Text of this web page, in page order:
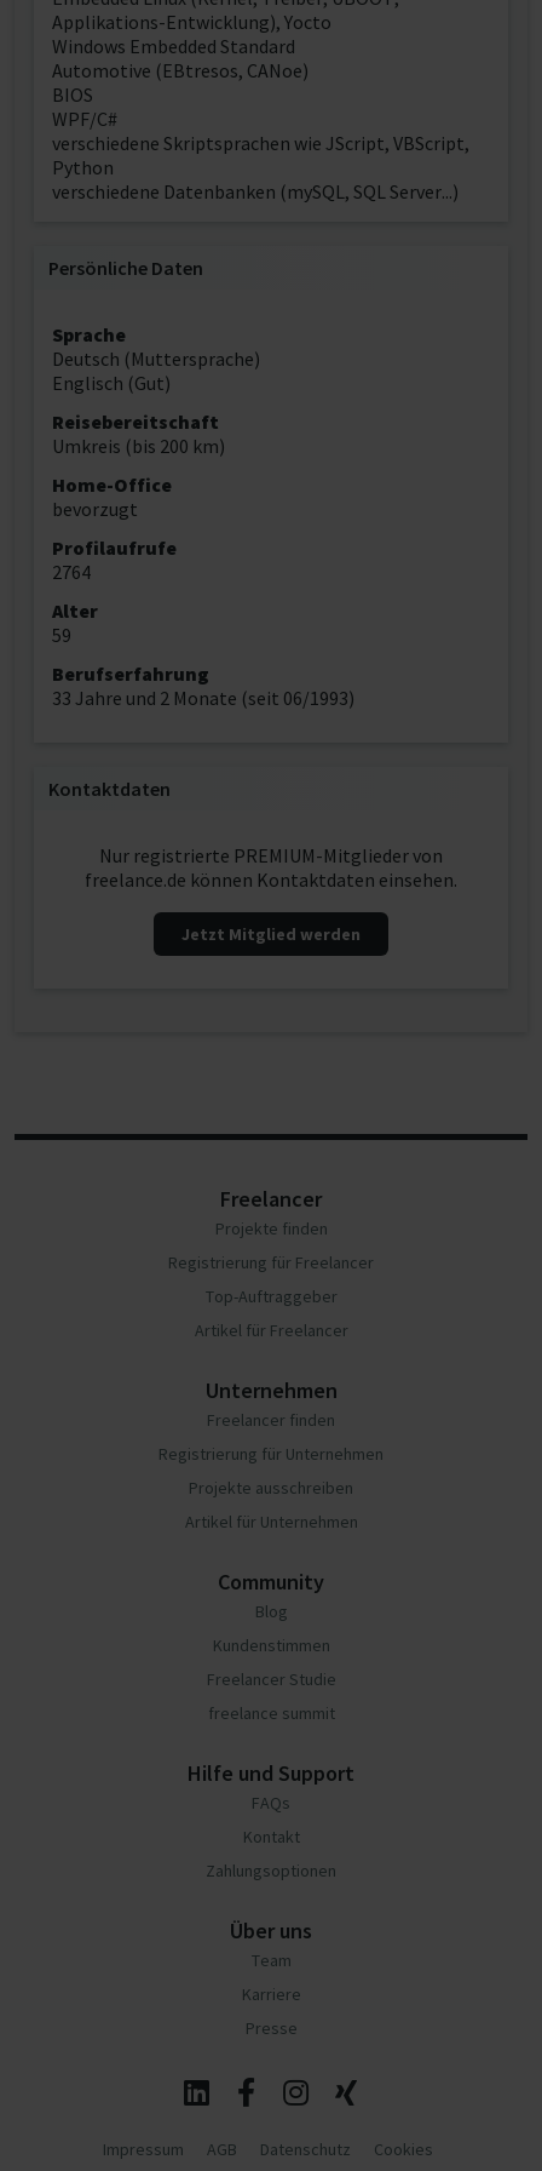
Applikations-Entwicklung), Yocto
Windows Embedded Standard
Automotive (EBtresos, CANoe)
BIOS
WPF/C#
verschiedene Skriptsprachen wie JScript, VBScript,
Python
verschiedene Datenbanken (mySQL, SQL Server...)
Persönliche Daten
Sprache
Deutsch (Muttersprache)
Englisch (Gut)
Reisebereitschaft
Umkreis (bis 200 km)
Home-Office
bevorzugt
Profilaufrufe
2764
Alter
59
Berufserfahrung
33 Jahre und 2 Monate (seit 06/1993)
Kontaktdaten
Nur registrierte PREMIUM-Mitglieder von
freelance.de können Kontaktdaten einsehen.
Jetzt Mitglied werden
Freelancer
Projekte finden
Registrierung für Freelancer
Top-Auftraggeber
Artikel für Freelancer
Unternehmen
Freelancer finden
Registrierung für Unternehmen
Projekte ausschreiben
Artikel für Unternehmen
Community
Blog
Kundenstimmen
Freelancer Studie
freelance summit
Hilfe und Support
FAQs
Kontakt
Zahlungsoptionen
Über uns
Team
Karriere
Presse
Impressum AGB Datenschutz Cookies